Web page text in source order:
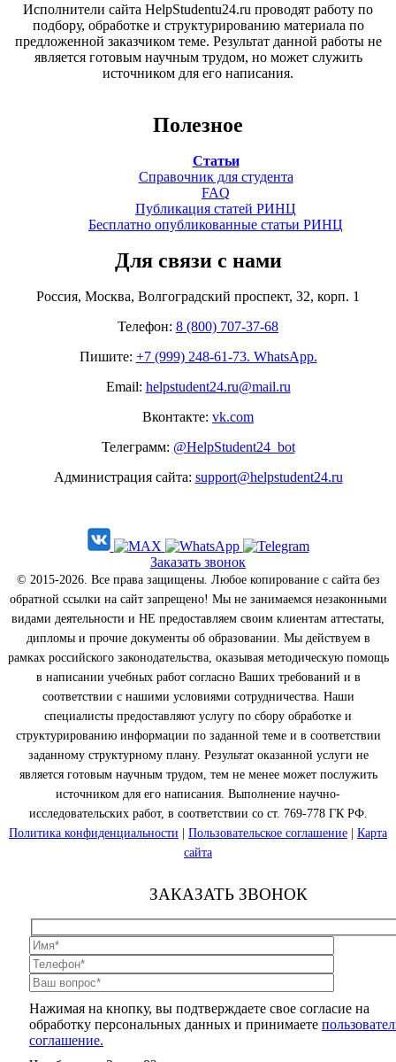
Исполнители сайта HelpStudentu24.ru проводят работу по
подбору, обработке и структурированию материала по
предложенной заказчиком теме. Результат данной работы не
является готовым научным трудом, но может служить
источником для его написания.
Полезное
Статьи
Справочник для студента
FAQ
Публикация статей РИНЦ
Бесплатно опубликованные статьи РИНЦ
Для связи с нами
Россия, Москва, Волгоградский проспект, 32, корп. 1
Телефон: 8 (800) 707-37-68
Пишите: +7 (999) 248-61-73. WhatsApp.
Email: helpstudent24.ru@mail.ru
Вконтакте: vk.com
Телеграмм: @HelpStudent24_bot
Администрация сайта: support@helpstudent24.ru
Заказать звонок
© 2015-2026. Все права защищены. Любое копирование с сайта без
обратной ссылки на сайт запрещено! Мы не занимаемся незаконными
видами деятельности и НЕ предоставляем своим клиентам аттестаты,
дипломы и прочие документы об образовании. Мы действуем в
рамках российского законодательства, оказывая методическую помощь
в написании учебных работ согласно Ваших требований и в
соответствии с нашими условиями сотрудничества. Наши
специалисты предоставляют услугу по сбору обработке и
структурированию информации по заданной теме и в соответствии
заданному структурному плану. Результат оказанной услуги не
является готовым научным трудом, тем не менее может послужить
источником для его написания. Выполнение научно-
исследовательских работ, в соответствии со ст. 769-778 ГК РФ.
Политика конфиденциальности
Пользовательское соглашение
Карта
сайта
ЗАКАЗАТЬ ЗВОНОК
Нажимая на кнопку, вы подтверждаете свое согласие на
обработку персональных данных и принимаете
соглашение.